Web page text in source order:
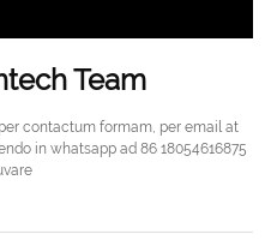
Team
contactum formam, per email at
in whatsapp ad 86 18054616875